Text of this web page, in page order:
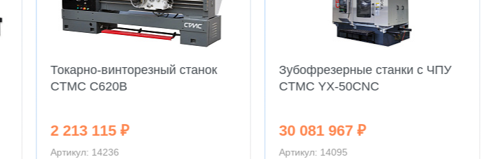
Токарно-винторезный станок
CTMC C620B
2 213 115 ₽
Артикул: 14236
Зубофрезерные станки с ЧПУ
CTMC YX-50CNC
30 081 967 ₽
Артикул: 14095